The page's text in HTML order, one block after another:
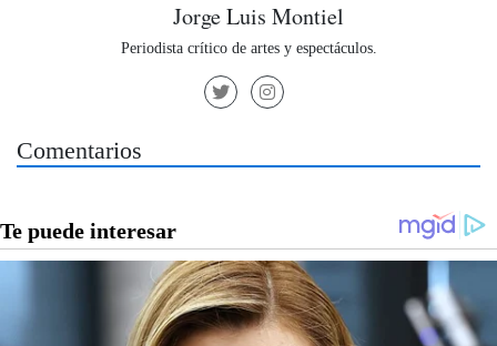
Jorge Luis Montiel
Periodista crítico de artes y espectáculos.
Comentarios